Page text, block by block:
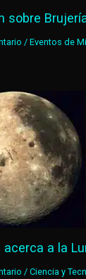
sobre
/Eventos de
acerca a la
/Ciencia y